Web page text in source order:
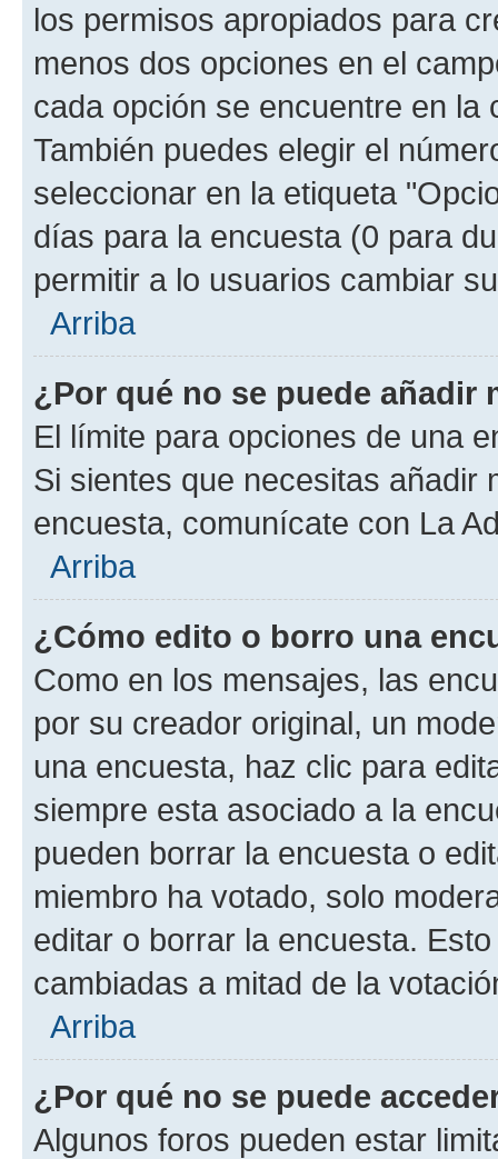
los permisos apropiados para
menos dos opciones en el
cada opción se encuentre en
También puedes elegir el
seleccionar en la etiqueta
días para la encuesta (0 para
permitir a lo usuarios cambiar
Arriba
¿Por qué no se puede añadir
El límite para opciones de una
Si sientes que necesitas añadir
encuesta, comunícate con La
Arriba
¿Cómo edito o borro una
Como en los mensajes, las
por su creador original, un
una encuesta, haz clic para
siempre esta asociado a la
pueden borrar la encuesta o
miembro ha votado, solo
editar o borrar la encuesta.
cambiadas a mitad de la
Arriba
¿Por qué no se puede
Algunos foros pueden estar